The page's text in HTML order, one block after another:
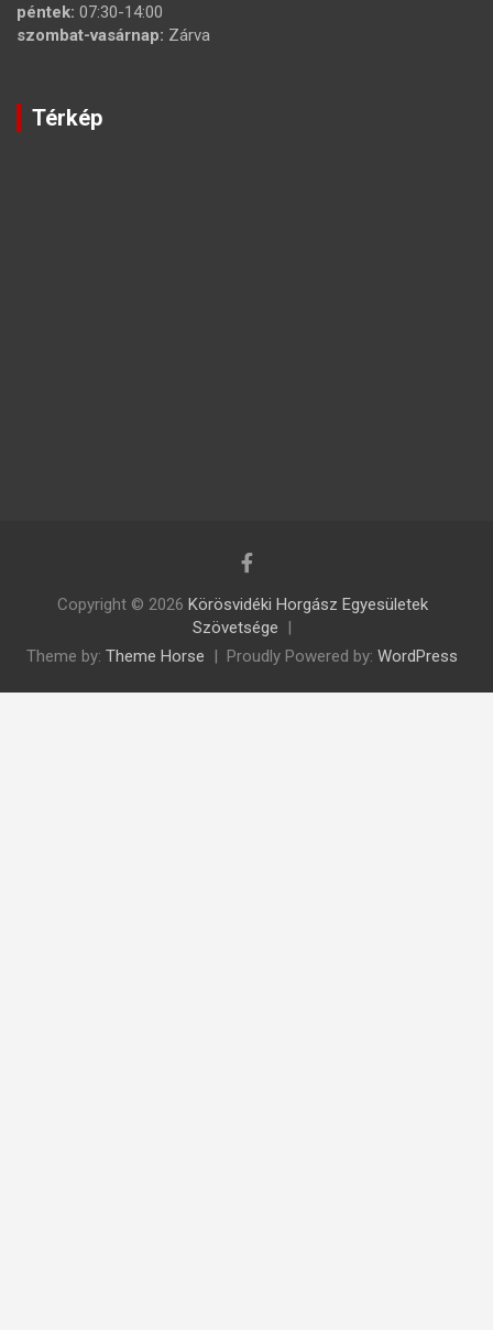
péntek: 07:30-14:00
szombat-vasárnap: Zárva
Térkép
Copyright © 2026 Körösvidéki Horgász Egyesületek
Szövetsége
Theme by: Theme Horse Proudly Powered by: WordPress